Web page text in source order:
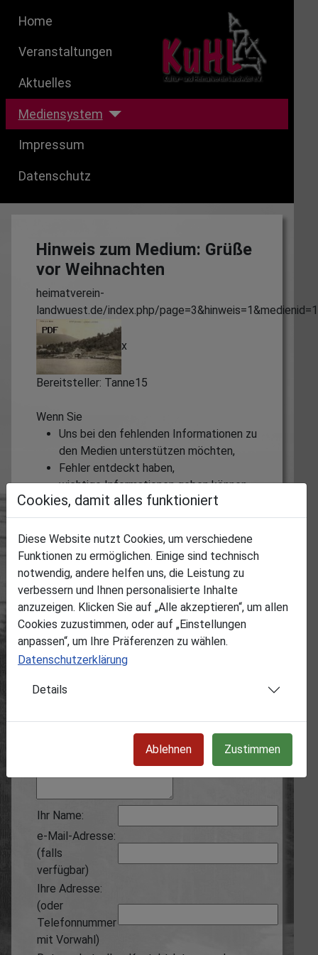
Home
Veranstaltungen
Aktuelles
Mediensystem
Impressum
Datenschutz
Hinweis zum Medium: Grüße
vor Weihnachten
heimatverein-
landwuest.de/index.php/
x
Bereitsteller: Tanne15
Wenn Sie
Uns bei den fehlenden Informationen zu
den Medien unterstützen möchten,
Fehler entdeckt haben,
wichtige Informationen geben können,
Rechte verletzt sehen,
oder auf andere Weise hilfreich sein
können,
tragen Sie bitte diese Anliegen hier ein und
hinterlassen Sie uns, wer Sie sind und wie wir
Sie erreichen können.
Die Medien-ID des jeweiligen Mediums wird
automatisch mit übertragen.
Anonyme Hinweise werden wir nicht
bearbeiten!
Ihr Name:
e-Mail-Adresse:
(falls
verfügbar)
Ihre Adresse:
(oder
Telefonnummer
mit Vorwahl)
Cookies, damit alles funktioniert
Diese Website nutzt Cookies, um verschiedene
Funktionen zu ermöglichen. Einige sind technisch
notwendig, andere helfen uns, die Leistung zu
verbessern und Ihnen personalisierte Inhalte
anzuzeigen. Klicken Sie auf „Alle akzeptieren“, um allen
Cookies zuzustimmen, oder auf „Einstellungen
anpassen“, um Ihre Präferenzen zu wählen.
Datenschutzerklärung
Details
Ablehnen Zustimmen